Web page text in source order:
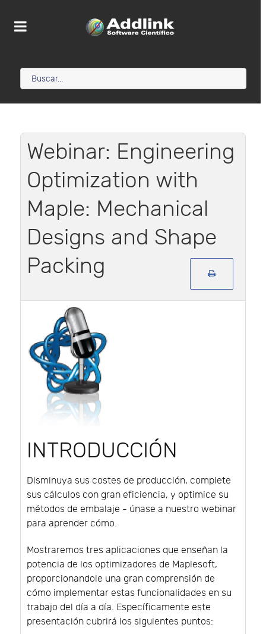
Webinar: Engineering
Optimization with
Maple: Mechanical
Designs and Shape
Packing
INTRODUCCIÓN
Disminuya sus costes de producción, complete
sus cálculos con gran eficiencia, y optimice su
métodos de embalaje - únase a nuestro webinar
para aprender cómo.
Mostraremos tres aplicaciones que enseñan la
potencia de los optimizadores de Maplesoft,
proporcionandole una gran comprensión de
cómo implementar estas funcionalidades en su
trabajo del día a día. Específicamente este
presentación cubrirá los siguientes puntos: